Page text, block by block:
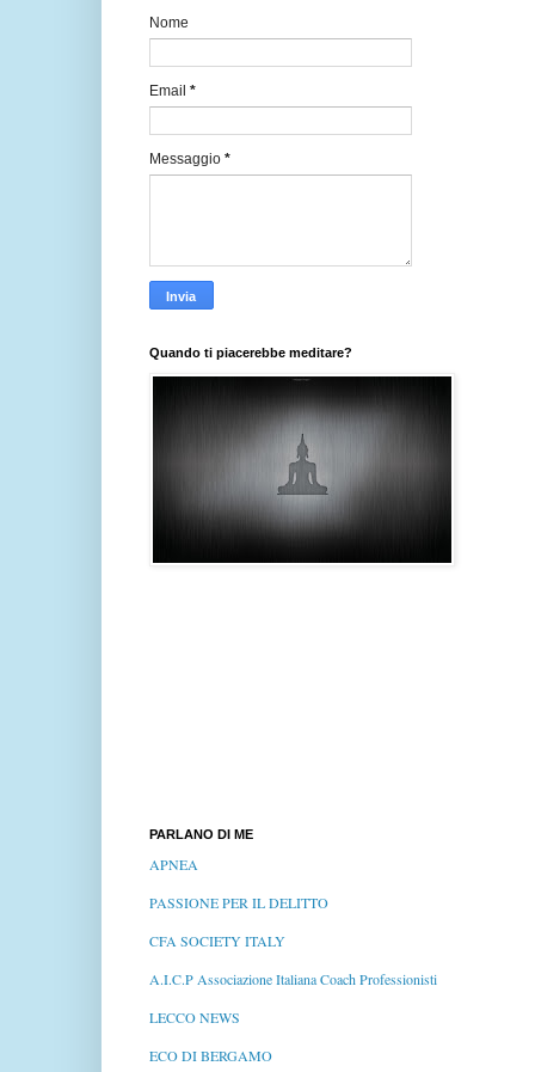
Nome
Email *
Messaggio *
Quando ti piacerebbe meditare?
PARLANO DI ME
APNEA
PASSIONE PER IL DELITTO
CFA SOCIETY ITALY
A.I.C.P Associazione Italiana Coach Professionisti
LECCO NEWS
ECO DI BERGAMO